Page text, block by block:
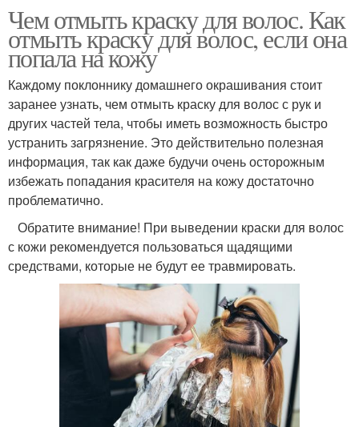
Чем отмыть краску для волос. Как
отмыть краску для волос, если она
попала на кожу
Каждому поклоннику домашнего окрашивания стоит
заранее узнать, чем отмыть краску для волос с рук и
других частей тела, чтобы иметь возможность быстро
устранить загрязнение. Это действительно полезная
информация, так как даже будучи очень осторожным
избежать попадания красителя на кожу достаточно
проблематично.
Обратите внимание! При выведении краски для волос
с кожи рекомендуется пользоваться щадящими
средствами, которые не будут ее травмировать.